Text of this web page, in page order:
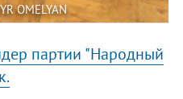
OMELYAN
партии "Народный